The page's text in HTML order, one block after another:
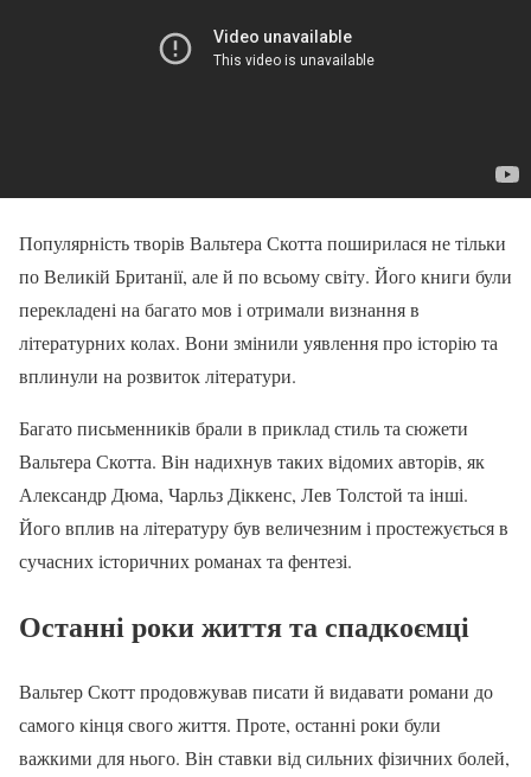
Популярність творів Вальтера Скотта поширилася не тільки
по Великій Британії, але й по всьому світу. Його книги були
перекладені на багато мов і отримали визнання в
літературних колах. Вони змінили уявлення про історію та
вплинули на розвиток літератури.
Багато письменників брали в приклад стиль та сюжети
Вальтера Скотта. Він надихнув таких відомих авторів, як
Александр Дюма, Чарльз Діккенс, Лев Толстой та інші.
Його вплив на літературу був величезним і простежується в
сучасних історичних романах та фентезі.
Останні роки життя та спадкоємці
Вальтер Скотт продовжував писати й видавати романи до
самого кінця свого життя. Проте, останні роки були
важкими для нього. Він ставки від сильних фізичних болей,